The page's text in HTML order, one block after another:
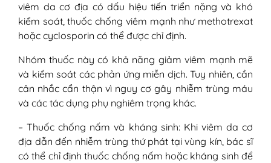
viêm da cơ địa có dấu hiệu tiến triển nặng và khó
kiểm soát, thuốc chống viêm mạnh như methotrexat
hoặc cyclosporin có thể được chỉ định.
Nhóm thuốc này có khả năng giảm viêm mạnh mẽ
và kiểm soát các phản ứng miễn dịch. Tuy nhiên, cần
cân nhắc cẩn thận vì nguy cơ gây nhiễm trùng máu
và các tác dụng phụ nghiêm trọng khác.
– Thuốc chống nấm và kháng sinh: Khi viêm da cơ
địa dẫn đến nhiễm trùng thứ phát tại vùng kín, bác sĩ
có thể chỉ định thuốc chống nấm hoặc kháng sinh để